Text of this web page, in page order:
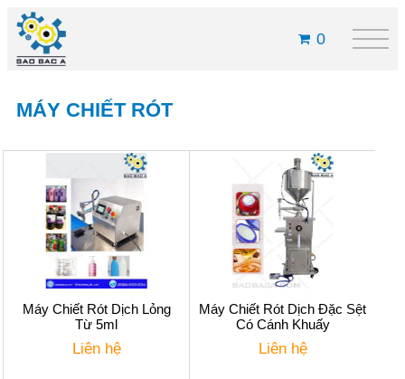
0
MÁY CHIẾT RÓT
Máy Chiết Rót Dịch Lỏng
Từ 5ml
Liên hệ
Máy Chiết Rót Dịch Đặc Sệt
Có Cánh Khuấy
Liên hệ